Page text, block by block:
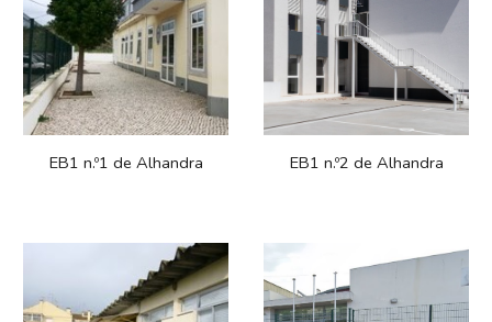
EB1 n.º1 de Alhandra EB1 n.º2 de Alhandra